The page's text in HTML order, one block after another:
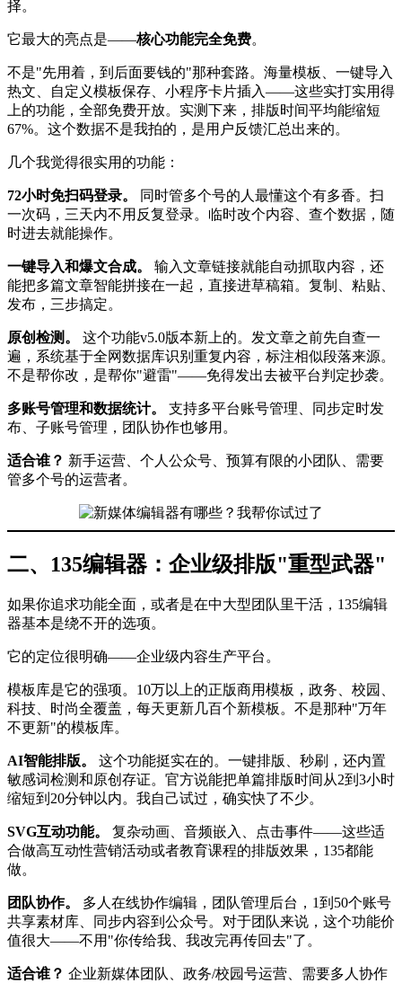
择。
它最大的亮点是——核心功能完全免费。
不是"先用着，到后面要钱的"那种套路。海量模板、一键导入
热文、自定义模板保存、小程序卡片插入——这些实打实用得
上的功能，全部免费开放。实测下来，排版时间平均能缩短
67%。这个数据不是我拍的，是用户反馈汇总出来的。
几个我觉得很实用的功能：
72小时免扫码登录。
同时管多个号的人最懂这个有多香。扫
一次码，三天内不用反复登录。临时改个内容、查个数据，随
时进去就能操作。
一键导入和爆文合成。
输入文章链接就能自动抓取内容，还
能把多篇文章智能拼接在一起，直接进草稿箱。复制、粘贴、
发布，三步搞定。
原创检测。
这个功能v5.0版本新上的。发文章之前先自查一
遍，系统基于全网数据库识别重复内容，标注相似段落来源。
不是帮你改，是帮你"避雷"——免得发出去被平台判定抄袭。
多账号管理和数据统计。
支持多平台账号管理、同步定时发
布、子账号管理，团队协作也够用。
适合谁？ 新手运营、个人公众号、预算有限的小团队、需要
管多个号的运营者。
二、135编辑器：企业级排版"重型武器"
如果你追求功能全面，或者是在中大型团队里干活，135编辑
器基本是绕不开的选项。
它的定位很明确——企业级内容生产平台。
模板库是它的强项。10万以上的正版商用模板，政务、校园、
科技、时尚全覆盖，每天更新几百个新模板。不是那种"万年
不更新"的模板库。
AI智能排版。
这个功能挺实在的。一键排版、秒刷，还内置
敏感词检测和原创存证。官方说能把单篇排版时间从2到3小时
缩短到20分钟以内。我自己试过，确实快了不少。
SVG互动功能。
复杂动画、音频嵌入、点击事件——这些适
合做高互动性营销活动或者教育课程的排版效果，135都能
做。
团队协作。
多人在线协作编辑，团队管理后台，1到50个账号
共享素材库、同步内容到公众号。对于团队来说，这个功能价
值很大——不用"你传给我、我改完再传回去"了。
适合谁？ 企业新媒体团队、政务/校园号运营、需要多人协作